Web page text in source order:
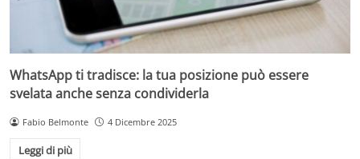
WhatsApp ti tradisce: la tua posizione può essere
svelata anche senza condividerla
Fabio Belmonte 4 Dicembre 2025
Leggi di più